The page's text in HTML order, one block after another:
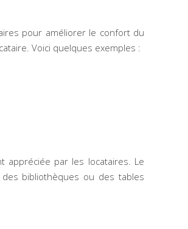
pour améliorer le confort du
Voici quelques exemples :
appréciée par les locataires. Le
bibliothèques ou des tables